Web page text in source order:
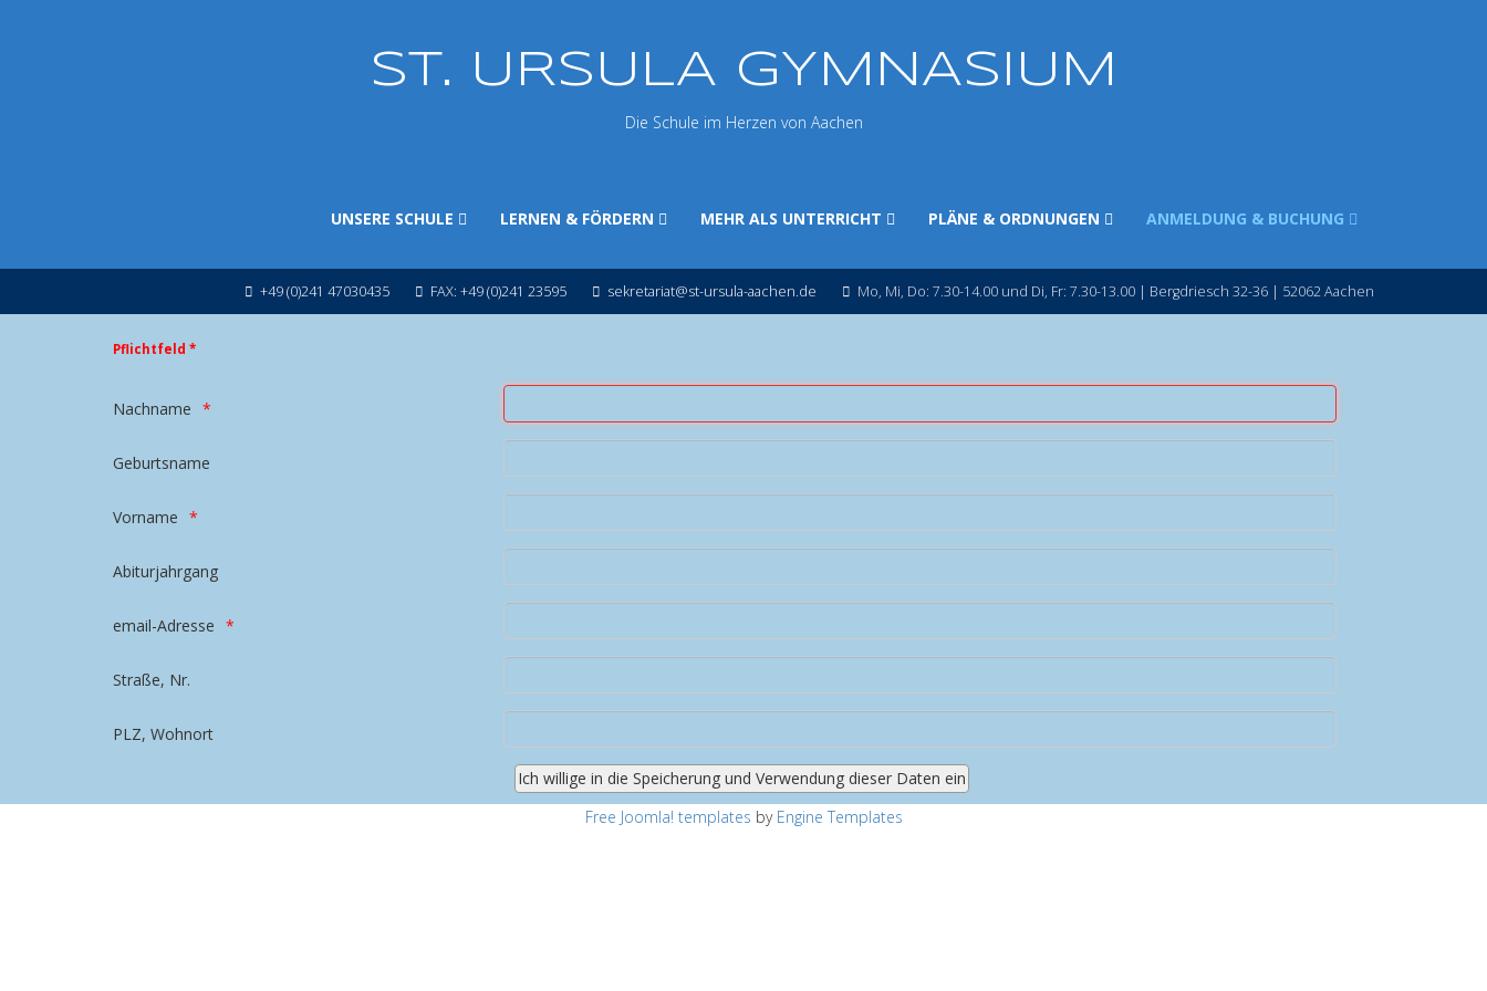
ST. URSULA GYMNASIUM
Die Schule im Herzen von Aachen
UNSERE SCHULE LERNEN & FÖRDERN MEHR ALS UNTERRICHT PLÄNE & ORDNUNGEN ANMELDUNG & BUCHUNG
+49 (0)241 47030435 FAX: +49 (0)241 23595 sekretariat@st-ursula-aachen.de Mo, Mi, Do: 7.30-14.00 und Di, Fr: 7.30-13.00 | Bergdriesch 32-36 | 52062 Aachen
Pflichtfeld *
Nachname
Geburtsname
Vorname
Abiturjahrgang
email-Adresse
Straße, Nr.
PLZ, Wohnort
Free Joomla! templates by Engine Templates